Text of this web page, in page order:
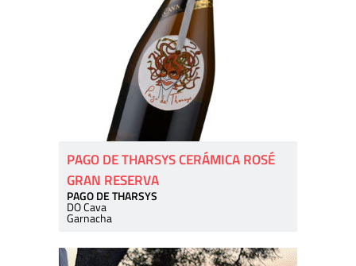
PAGO DE THARSYS CERÁMICA ROSÉ
GRAN RESERVA
PAGO DE THARSYS
DO Cava
Garnacha